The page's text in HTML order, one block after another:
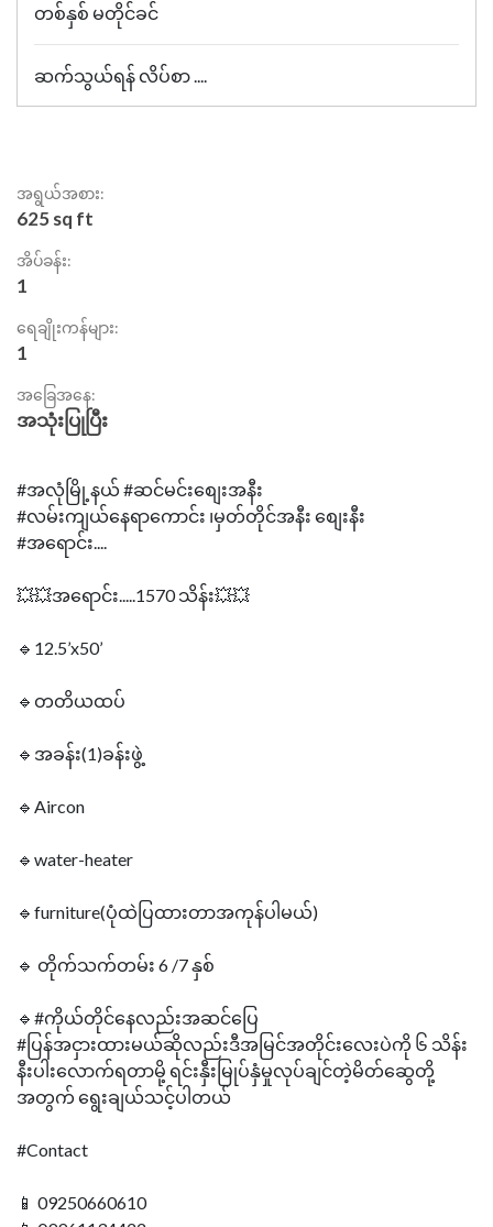
တစ်နှစ် မတိုင်ခင်
ဆက်သွယ်ရန် လိပ်စာ ....
အရွယ်အစား:
625 sq ft
အိပ်ခန်း:
1
ရေချိုးကန်များ:
1
အခြေအနေ:
အသုံးပြုပြီး
#အလုံမြို့နယ် #ဆင်မင်းစျေးအနီး
#လမ်းကျယ်နေရာကောင်း ၊မှတ်တိုင်အနီး စျေးနီး
#အရောင်း....
💥💥အရောင်း.....1570 သိန်း💥💥
🔹12.5’x50’
🔹တတိယထပ်
🔹အခန်း(1)ခန်းဖွဲ့
🔹Aircon
🔹water-heater
🔹furniture(ပုံထဲပြထားတာအကုန်ပါမယ်)
🔹 တိုက်သက်တမ်း 6 /7 နှစ်
🔹#ကိုယ်တိုင်နေလည်းအဆင်ပြေ
#ပြန်အငှားထားမယ်ဆိုလည်းဒီအမြင်အတိုင်းလေးပဲကို ၆ သိန်း
နီးပါးလောက်ရတာမို့ ရင်းနှီးမြုပ်နှံမှုလုပ်ချင်တဲ့မိတ်ဆွေတို့
အတွက် ရွေးချယ်သင့်ပါတယ်
#Contact
📱 09250660610